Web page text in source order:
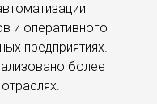
и оперативного
предприятиях.
более